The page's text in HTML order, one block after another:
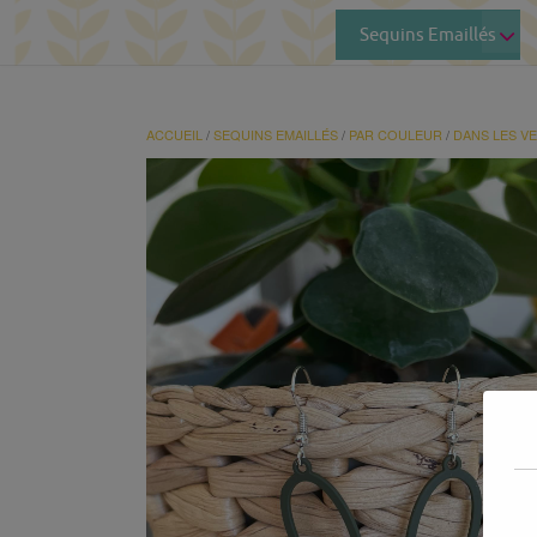
Sequins Emaillés
ACCUEIL /SEQUINS EMAILLÉS/ PAR COULEUR / DANS LES